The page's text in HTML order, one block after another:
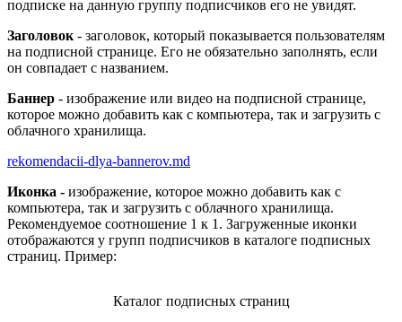
подписке на данную группу подписчиков его не увидят.
Заголовок - заголовок, который показывается пользователям
на подписной странице. Его не обязательно заполнять, если
он совпадает с названием.
Баннер - изображение или видео на подписной странице,
которое можно добавить как с компьютера, так и загрузить с
облачного хранилища.
rekomendacii-dlya-bannerov.md
Иконка - изображение, которое можно добавить как с
компьютера, так и загрузить с облачного хранилища.
Рекомендуемое соотношение 1 к 1. Загруженные иконки
отображаются у групп подписчиков в каталоге подписных
страниц. Пример:
Каталог подписных страниц